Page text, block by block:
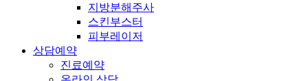
지방분해주사
스킨부스터
피부레이저
상담예약
진료예약